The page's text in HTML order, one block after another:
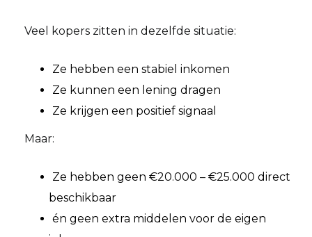
Veel kopers zitten in dezelfde situatie:
Ze hebben een stabiel inkomen
Ze kunnen een lening dragen
Ze krijgen een positief signaal
Maar:
Ze hebben geen €20.000 – €25.000 direct
beschikbaar
én geen extra middelen voor de eigen